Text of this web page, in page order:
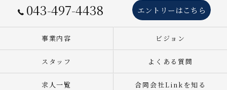
043-497-4438 エントリーはこちら
事業内容 ビジョン
スタッフ よくある質問
求人一覧 合同会社Linkを知る